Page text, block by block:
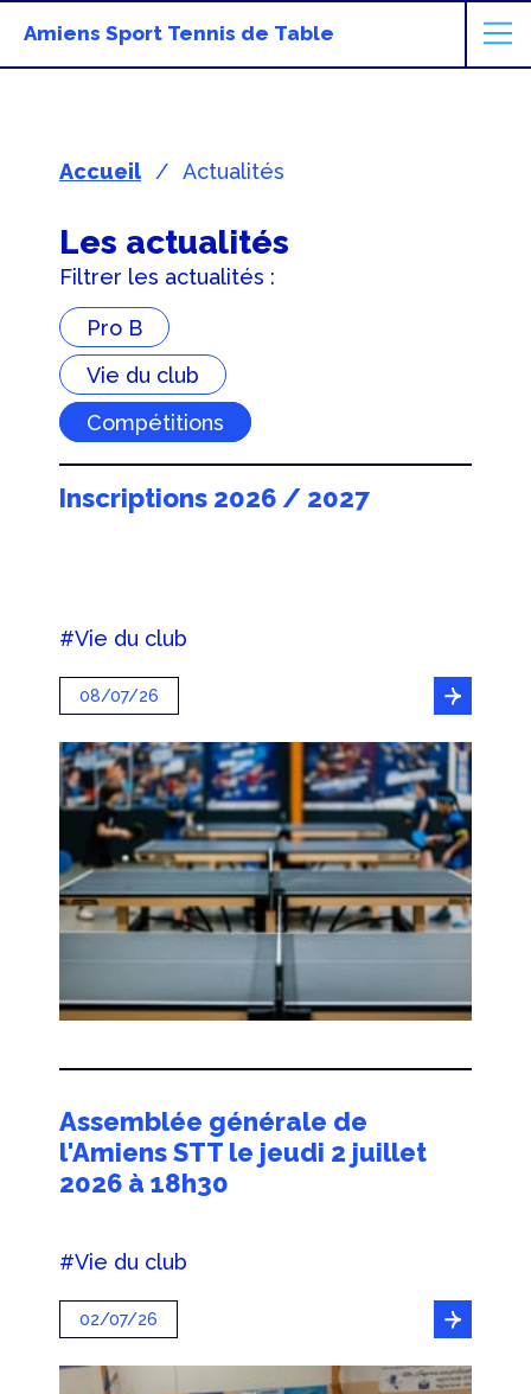
Amiens Sport Tennis de Table
Accueil Actualités
Les actualités
Filtrer les actualités :
Pro B
Vie du club
Compétitions
Inscriptions 2026 / 2027
#Vie du club
08/07/26
Assemblée générale de
l'Amiens STT le jeudi 2 juillet
2026 à 18h30
#Vie du club
02/07/26